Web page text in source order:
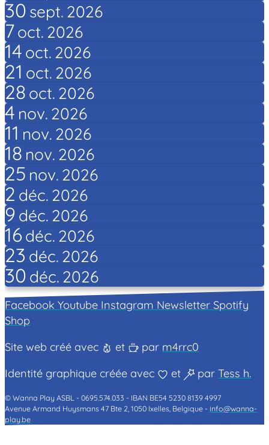
30 sept. 2026
7oct. 2026
14 oct. 2026
21 oct. 2026
28 oct. 2026
4 nov. 2026
11 nov. 2026
18 nov. 2026
25 nov. 2026
2 déc. 2026
9 déc. 2026
16 déc. 2026
23 déc. 2026
30 déc. 2026
Facebook Youtube Instagram Newsletter Spotify
Shop
Site web créé avec
et par m4rrc0
Identité graphique créée avec
et parTess h.
© Wanna Play ASBL - 0695.574.033 - IBAN BE54 5230 8139 4997
Avenue Armand Huysmans 47 Bte 2, 1050 Ixelles, Belgique -